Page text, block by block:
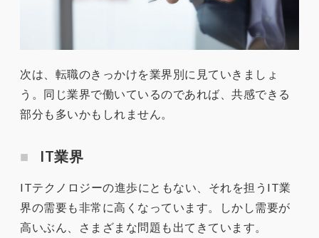
次は、転職のきっかけを業界別に見ていきましょ
う。同じ業界で働いているのであれば、共感できる
部分も多いかもしれません。
IT業界
ITテクノロジーの進歩にともない、それを担うIT業
界の需要も非常に高くなっています。しかし需要が
高いぶん、さまざまな問題も出てきています。